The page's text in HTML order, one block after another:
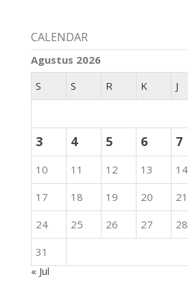
CALENDAR
Agustus 2026
S
S R K J
3 4 5 6 7
10
11 12 13 14
17
18 19 20 21
24
25 26 27 28
31
« Jul